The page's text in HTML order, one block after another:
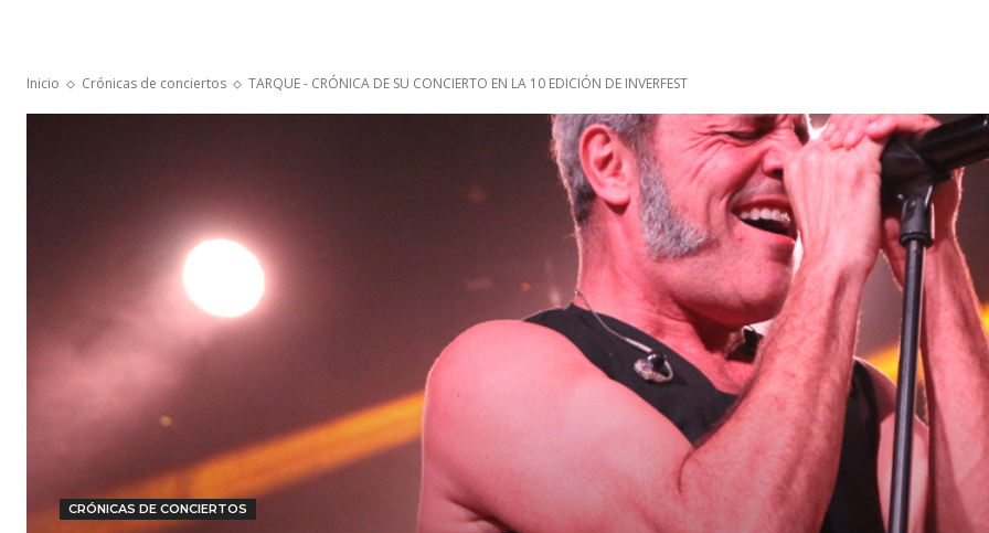
Inicio Crónicas de conciertos TARQUE - CRÓNICA DE SU CONCIERTO EN LA 10 EDICIÓN DE INVERFEST
CRÓNICAS DE CONCIERTOS